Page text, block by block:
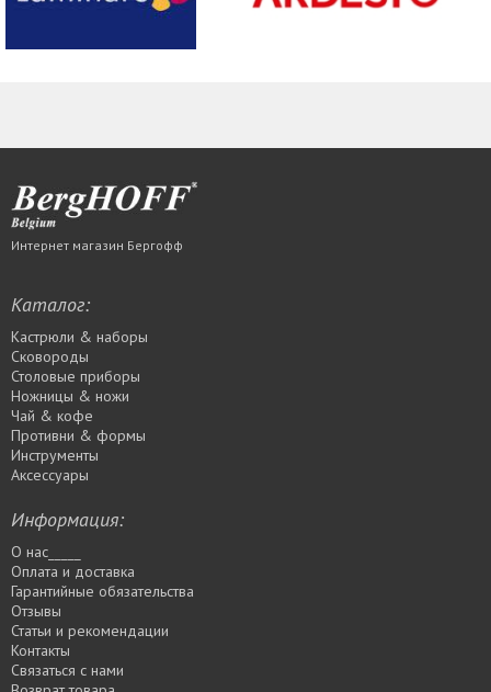
Интернет магазин Бергофф
Каталог:
Кастрюли & наборы
Сковороды
Столовые приборы
Ножницы & ножи
Чай & кофе
Противни & формы
Инструменты
Аксессуары
Информация:
О нас_____
Оплата и доставка
Гарантийные обязательства
Отзывы
Статьи и рекомендации
Контакты
Связаться с нами